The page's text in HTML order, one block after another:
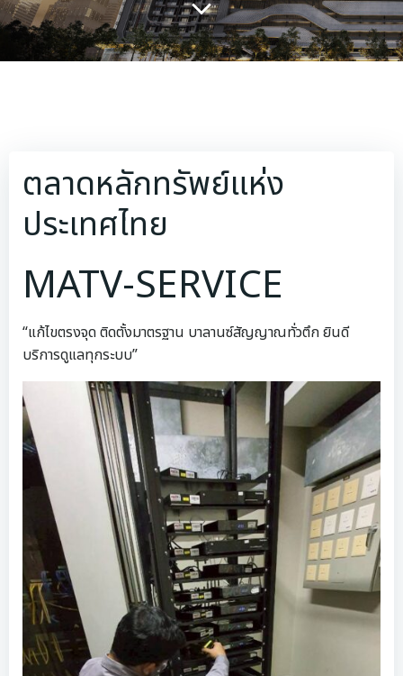
ตลาดหลักทรัพย์แห่ง
ประเทศไทย
MATV-SERVICE
“แก้ไขตรงจุด ติดตั้งมาตรฐาน บาลานซ์สัญญาณทั่วตึก ยินดี
บริการดูแลทุกระบบ”